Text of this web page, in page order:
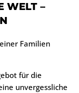
WELT –
Familien
für die
unvergessliche